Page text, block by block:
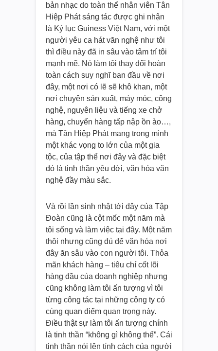
bản nhạc do toàn thể nhân viên Tân
Hiệp Phát sáng tác được ghi nhận
là Kỷ lục Guiness Việt Nam, với một
người yêu ca hát văn nghệ như tôi
thì điều này đã in sâu vào tâm trí tôi
mạnh mẽ. Nó làm tôi thay đổi hoàn
toàn cách suy nghĩ ban đầu về nơi
đây, một nơi có lẽ sẽ khô khan, một
nơi chuyên sản xuất, máy móc, công
nghệ, nguyên liệu và tiếng xe chở
hàng, chuyển hàng tấp nập ồn ào…,
mà Tân Hiệp Phát mang trong mình
một khác vọng to lớn của một gia
tộc, của tập thể nơi đây và đặc biệt
đó là tinh thần yêu đời, văn hóa văn
nghệ đầy màu sắc.
Và rồi lần sinh nhật tới đây của Tập
Đoàn cũng là cột mốc một năm mà
tôi sống và làm việc tại đây. Một năm
thôi nhưng cũng đủ để văn hóa nơi
đây ăn sâu vào con người tôi. Thỏa
mãn khách hàng – tiêu chí cốt lõi
hàng đầu của doanh nghiệp nhưng
cũng không làm tôi ấn tượng vì tôi
từng công tác tại những công ty có
cùng quan điểm quan trọng này.
Điều thật sự làm tôi ấn tượng chính
là tinh thần “không gì không thể”. Cái
tinh thần nói lên tính cách của người